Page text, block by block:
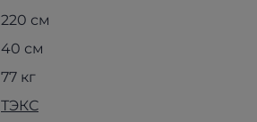
220 см
40 см
77 кг
ТЭКС